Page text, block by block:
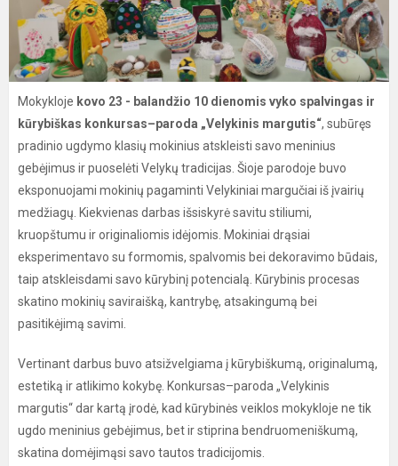
Mokykloje kovo 23 - balandžio 10 dienomis vyko spalvingas ir
kūrybiškas konkursas–paroda „Velykinis margutis“, subūręs
pradinio ugdymo klasių mokinius atskleisti savo meninius
gebėjimus ir puoselėti Velykų tradicijas. Šioje parodoje buvo
eksponuojami mokinių pagaminti Velykiniai margučiai iš įvairių
medžiagų. Kiekvienas darbas išsiskyrė savitu stiliumi,
kruopštumu ir originaliomis idėjomis. Mokiniai drąsiai
eksperimentavo su formomis, spalvomis bei dekoravimo būdais,
taip atskleisdami savo kūrybinį potencialą. Kūrybinis procesas
skatino mokinių saviraišką, kantrybę, atsakingumą bei
pasitikėjimą savimi.
Vertinant darbus buvo atsižvelgiama į kūrybiškumą, originalumą,
estetiką ir atlikimo kokybę. Konkursas–paroda „Velykinis
margutis“ dar kartą įrodė, kad kūrybinės veiklos mokykloje ne tik
ugdo meninius gebėjimus, bet ir stiprina bendruomeniškumą,
skatina domėjimąsi savo tautos tradicijomis.